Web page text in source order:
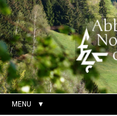
Aller
au
contenu.
|
Aller
à
la
navigation
Outils
personnels
Chercher par
Recherche
avancée…
MENU